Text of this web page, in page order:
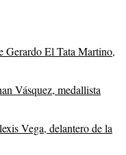
Gerardo El Tata Martino,
Vásquez, medallista
Vega, delantero de la